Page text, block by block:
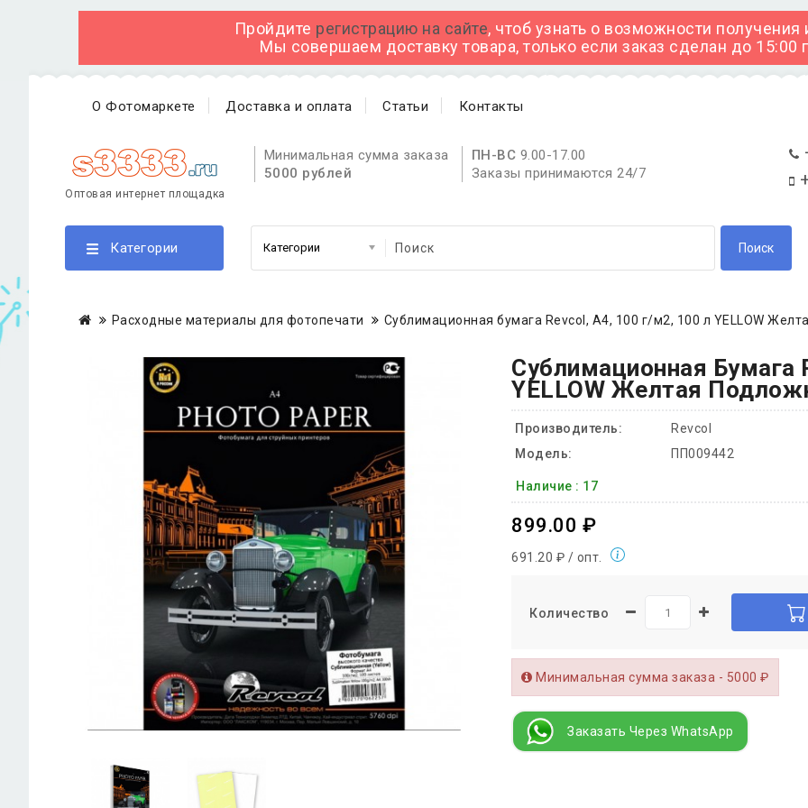
Пройдите регистрацию на сайте, чтоб узнать о возможности
Мы совершаем доставку товара, только если заказ сделан до
О Фотомаркете Доставка и оплата Статьи Контакты
Оптовая интернет площадка
Минимальная сумма заказа
5000 рублей
ПН-ВС 9.00-17.00
Заказы принимаются 24/7
Категории Поиск
Расходные материалы для фотопечати Сублимационная бумага Revcol, А4, 100 г/м2, 100 л YELLOW
Сублимационная
YELLOW Желтая
Производитель:
Revcol
Модель:
ПП009442
Наличие : 17
899.00 ₽
691.20 ₽ / опт.
Количество
Минимальная сумма заказа - 5000 ₽
Заказать Через WhatsApp